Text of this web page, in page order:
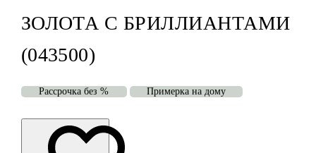
ЗОЛОТА С БРИЛЛИАНТАМИ
(043500)
Рассрочка без % Примерка на дому